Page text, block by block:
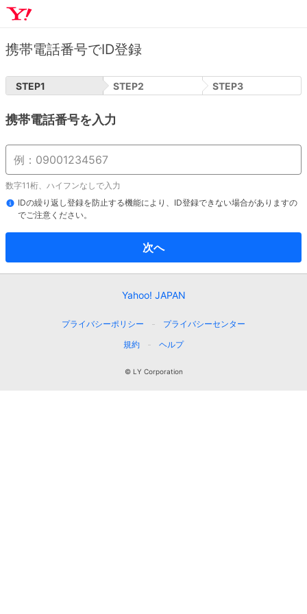
携帯電話番号でID登録
STEP1 STEP2 STEP3
携帯電話番号を入力
数字11桁、ハイフンなしで入力
IDの繰り返し登録を防止する機能により、ID登録できない場合がありますの
でご注意ください。
次へ
Yahoo! JAPAN
プライバシーポリシー
プライバシーセンター
規約
ヘルプ
© LY Corporation